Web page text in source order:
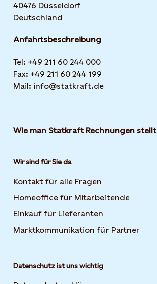
40476 Düsseldorf
Deutschland
Anfahrtsbeschreibung
Tel: +49 211 60 244 000
Fax: +49 211 60 244 199
Mail: info@statkraft.de
Wie man Statkraft Rechnungen stellt
Wir sind für Sie da
Kontakt für alle Fragen
Homeoffice für Mitarbeitende
Einkauf für Lieferanten
Marktkommunikation für Partner
Datenschutz ist uns wichtig